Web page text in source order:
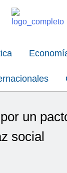
un
social